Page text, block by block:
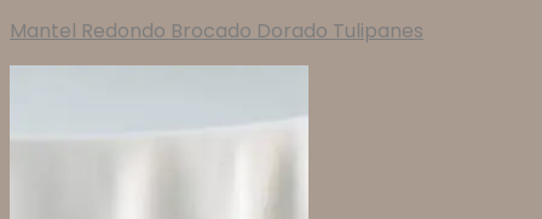
Mantel Redondo Brocado Dorado Tulipanes